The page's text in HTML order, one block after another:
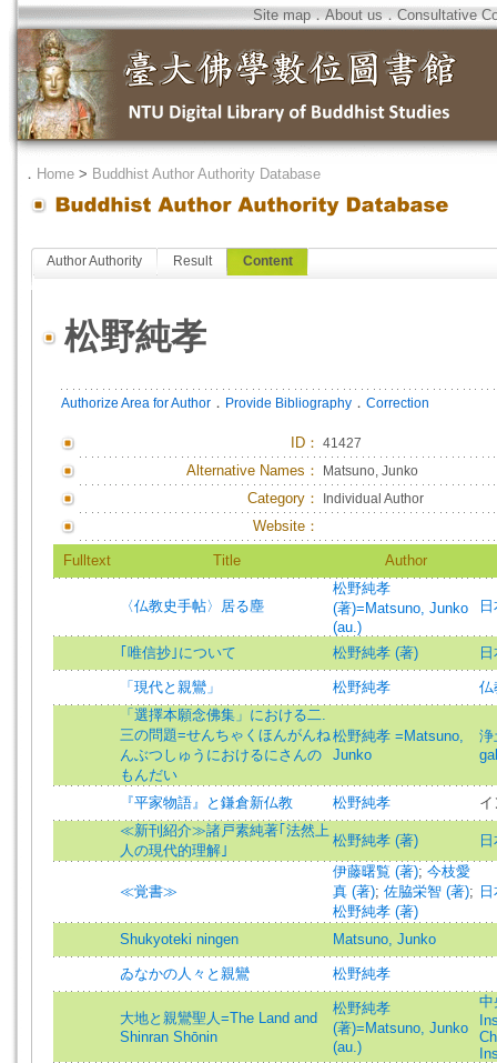
Site map．About us．Consultative
． Home > Buddhist Author Authority Database
Author Authority Result Content
松野純孝
Authorize Area for Author ． Provide Bibliography ． Correction
ID ： 41427
Alternative Names： Matsuno, Junko
Category： Individual Author
Website：
Fulltext Title Author
〈仏教史手帖〉居る塵
松野純孝
(著)=Matsuno, Junko
(au.)
｢唯信抄｣について 松野純孝 (著)
「現代と親鸞」 松野純孝
仏
「選擇本願念佛集」における二.
三の問題=せんちゃくほんがんね
んぶつしゅうにおけるにさんの
もんだい
松野純孝 =Matsuno,
Junko
浄
『平家物語』と鎌倉新仏教 松野純孝
≪新刊紹介≫諸戸素純著｢法然上
人の現代的理解｣
松野純孝 (著)
≪覚書≫
伊藤曙覧 (著); 今枝愛
真 (著); 佐脇栄智 (著);
松野純孝 (著)
Shukyoteki ningen Matsuno, Junko
ゐなかの人々と親鸞 松野純孝
大地と親鸞聖人=The Land and
Shinran Shōnin
松野純孝
(著)=Matsuno, Junko
(au.)
中